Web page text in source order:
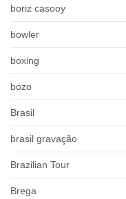
boriz casooy
bowler
boxing
bozo
Brasil
brasil gravação
Brazilian Tour
Brega